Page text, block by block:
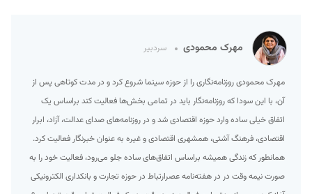
مهرک محمودی سردبیر
مهرک محمودی روزنامه‌نگاری را از حوزه سینما شروع کرد و در مدت کوتاهی پس از
آن، با این سودا که روزنامه‌نگار باید در تمامی بخش‌ها فعالیت کند براساس یک
اتفاق خیلی ساده وارد حوزه اقتصادی شد و در روزنامه‌های صدای عدالت، آزاد، ابرار
اقتصادی، فرهنگ آشتی، همشهری اقتصادی و غیره به عنوان خبرنگار فعالیت کرد.
همانطور که زندگی همیشه براساس اتفاق‌های ساده جلو می‌رود، فعالیت خود را به
صورت نیمه وقت در در هفته‌نامه عصرارتباط در حوزه تجارت و بانکداری الکترونیکی